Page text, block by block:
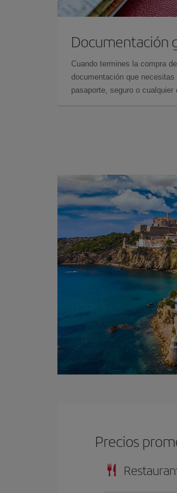
Documentación
Cuando termines la compra
documentación que
pasaporte, seguro o
Precios